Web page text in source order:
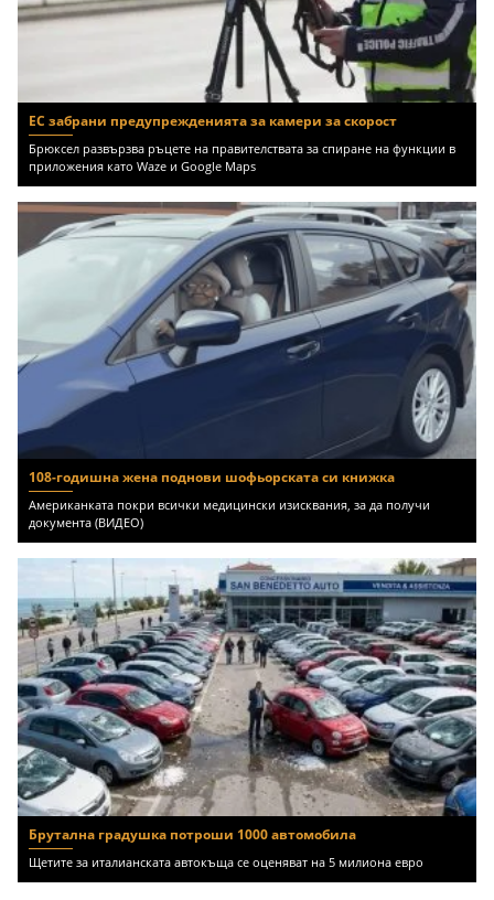
ЕС забрани предупрежденията за камери за скорост
Брюксел развързва ръцете на правителствата за спиране на функции в
приложения като Waze и Google Maps
108-годишна жена поднови шофьорската си книжка
Американката покри всички медицински изисквания, за да получи
документа (ВИДЕО)
Брутална градушка потроши 1000 автомобила
Щетите за италианската автокъща се оценяват на 5 милиона евро